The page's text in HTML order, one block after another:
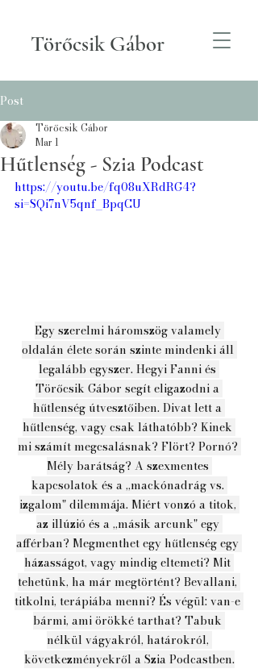
Törőcsik Gábor
Post
Hűtlenség - Szia Podcast
Törőcsik Gábor
Mar 1
https://youtu.be/fq08uXRdRG4?
si=SQi7nV5qnf_BpqCU
Egy szerelmi háromszög valamely
oldalán élete során szinte mindenki áll
legalább egyszer. Hegyi Fanni és
Törőcsik Gábor segít eligazodni a
hűtlenség útvesztőiben. Divat lett a
hűtlenség, vagy csak láthatóbb? Kinek
mi számít megcsalásnak? Flört? Pornó?
Mély barátság? A szexmentes
kapcsolatok és a „mackónadrág vs.
izgalom" dilemmája. Miért vonzó a titok,
az illúzió és a „másik arcunk" egy
afférban? Megmenthet egy hűtlenség egy
házasságot, vagy mindig eltemeti? Mit
tehetünk, ha már megtörtént? Bevallani,
titkolni, terápiába menni? És végül: van-e
bármi, ami örökké tarthat? Tabuk
nélkül vágyakról, határokról,
következményekről a Szia Podcastben.